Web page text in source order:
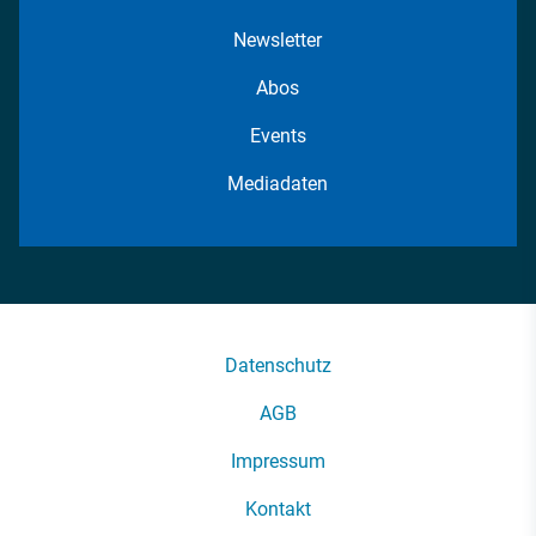
Newsletter
Abos
Events
Mediadaten
Datenschutz
AGB
Impressum
Kontakt